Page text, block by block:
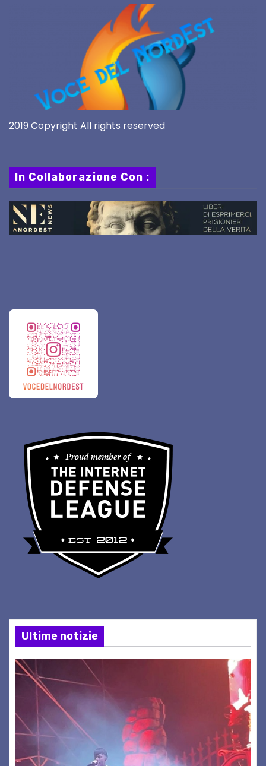
2019 Copyright All rights reserved
In Collaborazione Con :
Ultime notizie